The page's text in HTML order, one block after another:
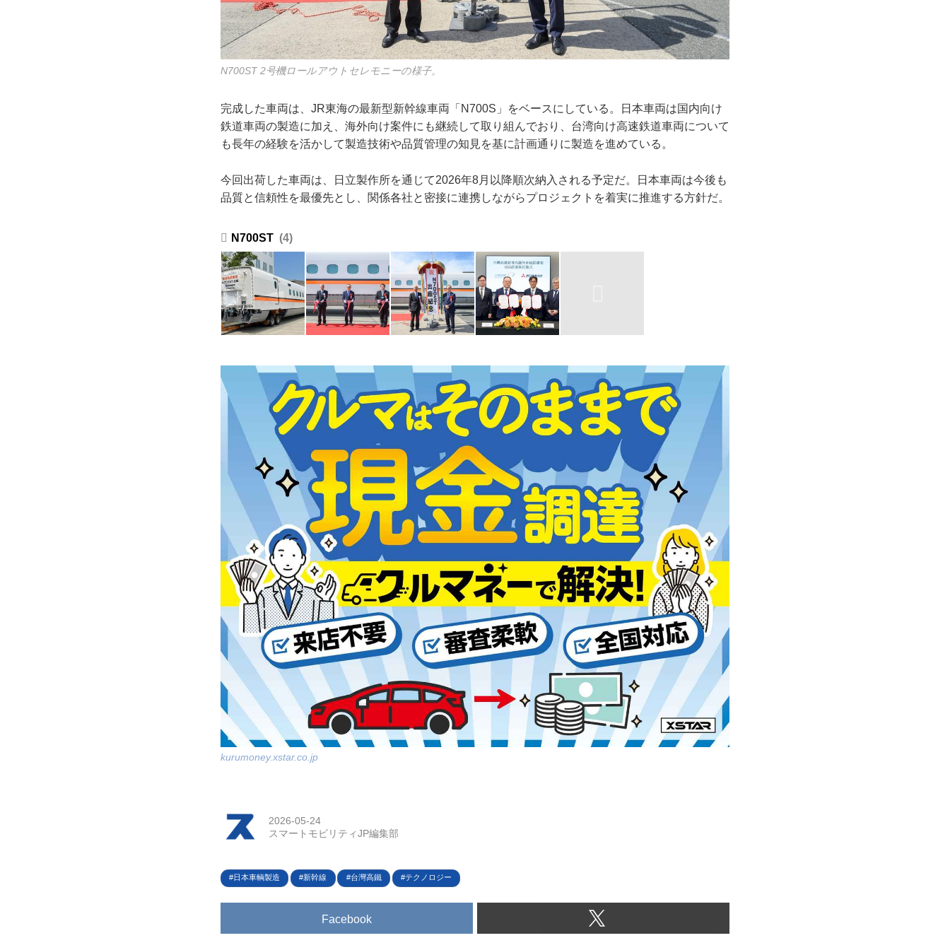
N700ST 2号機ロールアウトセレモニーの様子。
完成した車両は、JR東海の最新型新幹線車両「N700S」をベースにしている。日本車両は国内向け
鉄道車両の製造に加え、海外向け案件にも継続して取り組んでおり、台湾向け高速鉄道車両について
も長年の経験を活かして製造技術や品質管理の知見を基に計画通りに製造を進めている。
今回出荷した車両は、日立製作所を通じて2026年8月以降順次納入される予定だ。日本車両は今後も
品質と信頼性を最優先とし、関係各社と密接に連携しながらプロジェクトを着実に推進する方針だ。
N700ST 4
kurumoney.xstar.co.jp
2026-05-24
スマートモビリティJP編集部
日本車輌製造 新幹線 台灣高鐵 テクノロジー
Facebook